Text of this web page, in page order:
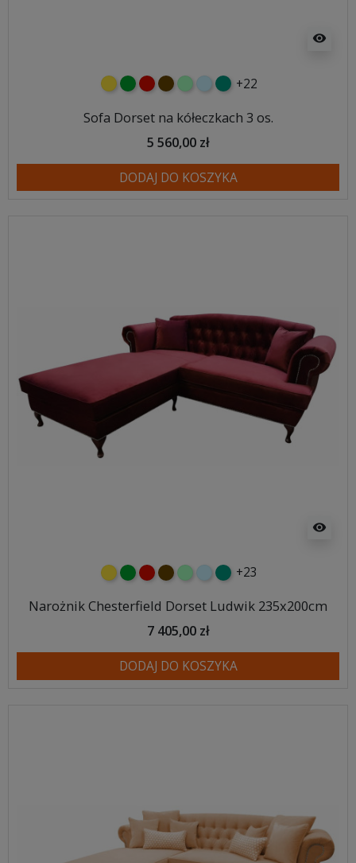
visibility
żółtyzielonyczerwony
czekoladowy
miętowybłękitny
turkusowy
+22
Sofa Dorset na kółeczkach 3 os.
5 560,00 zł
DODAJ DO KOSZYKA
visibility
żółtyzielonyczerwony
czekoladowy
miętowybłękitny
turkusowy
+23
Narożnik Chesterfield Dorset Ludwik 235x200cm
7 405,00 zł
DODAJ DO KOSZYKA